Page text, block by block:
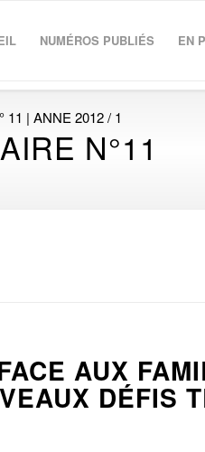
NUMÉROS PUBLIÉS EN
11 | ANNE 2012 / 1
N°11
AUX
DÉFIS